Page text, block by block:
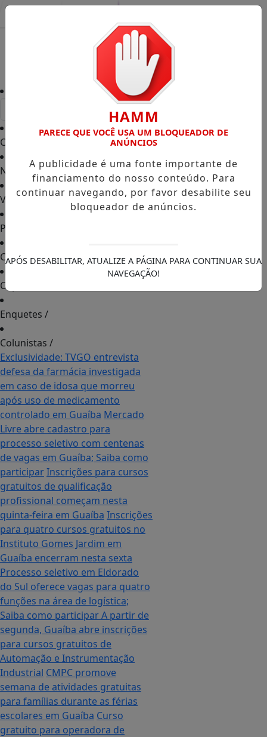
Capa
Notícias /
Vídeos TVGO/
PODCAST
Contato/
Cupons de Desconto
Enquetes /
Colunistas /
Exclusividade: TVGO entrevista
defesa da farmácia investigada
em caso de idosa que morreu
após uso de medicamento
controlado em Guaíba Mercado
Livre abre cadastro para
processo seletivo com centenas
de vagas em Guaíba; Saiba como
participarInscrições para cursos
gratuitos de qualificação
profissional começam nesta
quinta-feira em Guaíba Inscrições
para quatro cursos gratuitos no
Instituto Gomes Jardim em
Guaíba encerram nesta sexta
Processo seletivo em Eldorado
do Sul oferece vagas para quatro
funções na área de logística;
Saiba como participarA partir de
segunda, Guaíba abre inscrições
para cursos gratuitos de
Automação e Instrumentação
Industrial CMPC promove
semana de atividades gratuitas
para famílias durante as férias
escolares em Guaíba Curso
gratuito para operadora de
HAMM
PARECE QUE VOCÊ USA UM BLOQUEADOR DE
ANÚNCIOS
A publicidade é uma fonte importante de
financiamento do nosso conteúdo. Para
continuar navegando, por favor desabilite seu
bloqueador de anúncios.
APÓS DESABILITAR, ATUALIZE A PÁGINA PARA CONTINUAR SUA
NAVEGAÇÃO!